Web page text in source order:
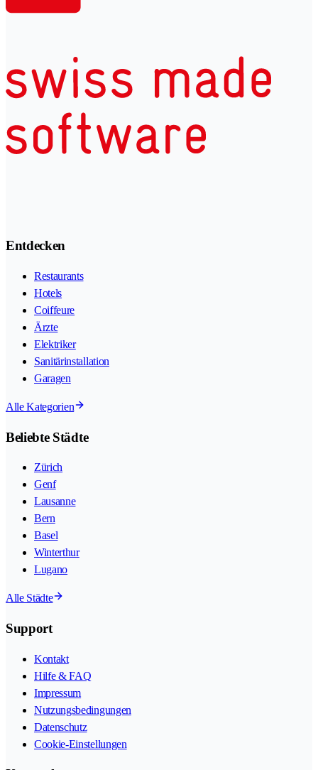
Entdecken
Restaurants
Hotels
Coiffeure
Ärzte
Elektriker
Sanitärinstallation
Garagen
Alle Kategorien
Beliebte Städte
Zürich
Genf
Lausanne
Bern
Basel
Winterthur
Lugano
Alle Städte
Support
Kontakt
Hilfe & FAQ
Impressum
Nutzungsbedingungen
Datenschutz
Cookie-Einstellungen